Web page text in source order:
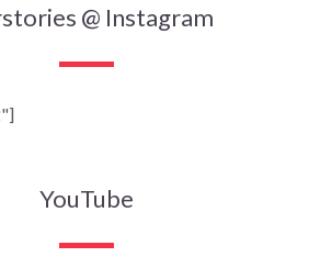
@ Instagram
YouTube